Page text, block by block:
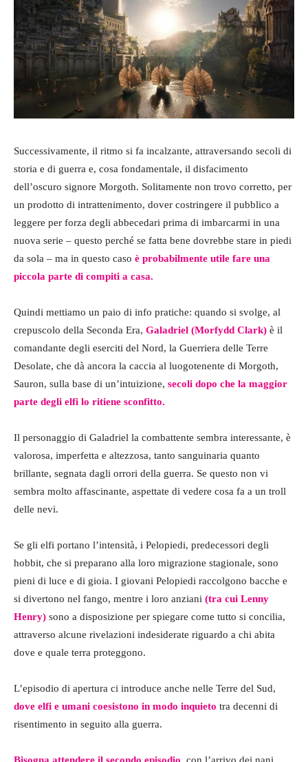
Successivamente, il ritmo si fa incalzante, attraversando secoli di
storia e di guerra e, cosa fondamentale, il disfacimento
dell’oscuro signore Morgoth. Solitamente non trovo corretto, per
un prodotto di intrattenimento, dover costringere il pubblico a
leggere per forza degli abbecedari prima di imbarcarmi in una
nuova serie – questo perché se fatta bene dovrebbe stare in piedi
da sola – ma in questo caso è probabilmente utile fare una
piccola parte di compiti a casa.
Quindi mettiamo un paio di info pratiche: quando si svolge, al
crepuscolo della Seconda Era, Galadriel (Morfydd Clark) è il
comandante degli eserciti del Nord, la Guerriera delle Terre
Desolate, che dà ancora la caccia al luogotenente di Morgoth,
Sauron, sulla base di un’intuizione, secoli dopo che la maggior
parte degli elfi lo ritiene sconfitto.
Il personaggio di Galadriel la combattente sembra interessante, è
valorosa, imperfetta e altezzosa, tanto sanguinaria quanto
brillante, segnata dagli orrori della guerra. Se questo non vi
sembra molto affascinante, aspettate di vedere cosa fa a un troll
delle nevi.
Se gli elfi portano l’intensità, i Pelopiedi, predecessori degli
hobbit, che si preparano alla loro migrazione stagionale, sono
pieni di luce e di gioia. I giovani Pelopiedi raccolgono bacche e
si divertono nel fango, mentre i loro anziani (tra cui Lenny
Henry) sono a disposizione per spiegare come tutto si concilia,
attraverso alcune rivelazioni indesiderate riguardo a chi abita
dove e quale terra proteggono.
L’episodio di apertura ci introduce anche nelle Terre del Sud,
dove elfi e umani coesistono in modo inquieto tra decenni di
risentimento in seguito alla guerra.
Bisogna attendere il secondo episodio, con l’arrivo dei nani,